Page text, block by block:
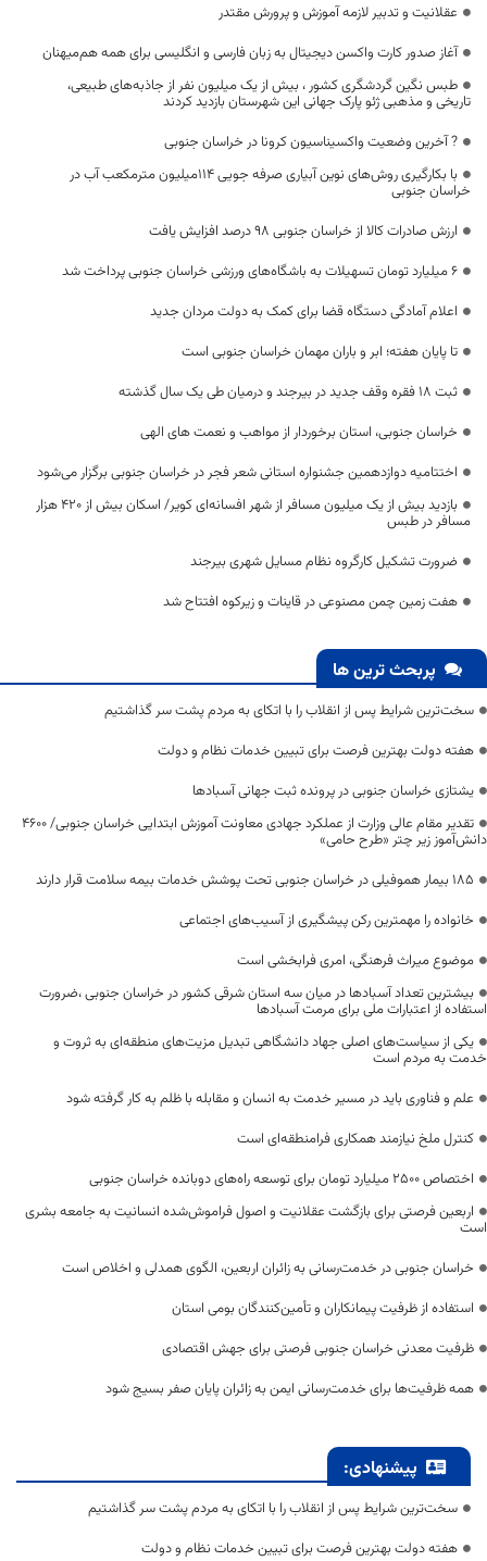
عقلانیت و تدبیر لازمه آموزش و پرورش مقتدر
آغاز صدور کارت واکسن دیجیتال به زبان فارسی و انگلیسی برای همه هم‌میهنان
طبس نگین گردشگری کشور ، بیش از یک میلیون نفر از جاذبه‌های طبیعی،
تاریخی و مذهبی ژئو پارک جهانی این شهرستان بازدید کردند
? آخرین وضعیت واکسیناسیون کرونا در خراسان جنوبی
با بکارگیری روش‌های نوین آبیاری صرفه جویی ۱۱۴میلیون مترمکعب آب در
خراسان جنوبی
ارزش صادرات کالا از خراسان جنوبی ۹۸ درصد افزایش یافت
۶ میلیارد تومان تسهیلات به باشگاه‌های ورزشی خراسان جنوبی پرداخت شد
اعلام آمادگی دستگاه قضا برای کمک به دولت مردان جدید
تا پایان هفته؛ ابر و باران مهمان خراسان جنوبی است
ثبت ۱۸ فقره وقف جدید در بیرجند و درمیان طی یک سال گذشته
خراسان جنوبی، استان برخوردار از مواهب و نعمت های الهی
اختتامیه دوازدهمین جشنواره استانی شعر فجر در خراسان جنوبی برگزار می‌شود
بازدید بیش از یک میلیون مسافر از شهر افسانه‌ای کویر/ اسکان بیش از 420 هزار
مسافر در طبس
ضرورت تشکیل کارگروه نظام مسایل شهری بیرجند
هفت زمین چمن مصنوعی در قاینات و زیرکوه افتتاح شد
پربحث ترین ها
سخت‌ترین شرایط پس از انقلاب را با اتکای به مردم پشت سر گذاشتیم
هفته دولت بهترین فرصت برای تبیین خدمات نظام و دولت
یشتازی خراسان جنوبی در پرونده ثبت جهانی آسبادها
تقدیر مقام عالی وزارت از عملکرد جهادی معاونت آموزش ابتدایی خراسان جنوبی/ ۴۶۰۰
دانش‌آموز زیر چتر «طرح حامی»
۱۸۵ بیمار هموفیلی در خراسان جنوبی تحت پوشش خدمات بیمه سلامت قرار دارند
خانواده را مهمترین رکن پیشگیری از آسیب‌های اجتماعی
موضوع میراث فرهنگی، امری فرابخشی است
بیشترین تعداد آسبادها در میان سه استان شرقی کشور در خراسان جنوبی ،ضرورت
استفاده از اعتبارات ملی برای مرمت آسبادها
یکی از سیاست‌های اصلی جهاد دانشگاهی تبدیل مزیت‌های منطقه‌ای به ثروت و
خدمت به مردم است
علم و فناوری باید در مسیر خدمت به انسان و مقابله با ظلم به کار گرفته شود
کنترل ملخ نیازمند همکاری فرامنطقه‌ای است
اختصاص 2500 میلیارد تومان برای توسعه راه‌های دوبانده خراسان جنوبی
اربعین فرصتی برای بازگشت عقلانیت و اصول فراموش‌شده انسانیت به جامعه بشری
است
خراسان جنوبی در خدمت‌رسانی به زائران اربعین، الگوی همدلی و اخلاص است
استفاده از ظرفیت پیمانکاران و تأمین‌کنندگان بومی استان
ظرفیت معدنی خراسان جنوبی فرصتی برای جهش اقتصادی
همه ظرفیت‌ها برای خدمت‌رسانی ایمن به زائران پایان صفر بسیج شود
پیشنهادی:
سخت‌ترین شرایط پس از انقلاب را با اتکای به مردم پشت سر گذاشتیم
هفته دولت بهترین فرصت برای تبیین خدمات نظام و دولت